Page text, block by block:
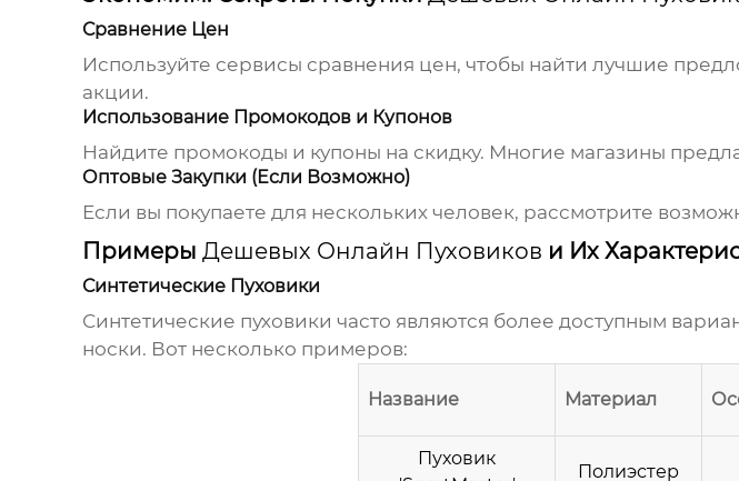
Сравнение Цен
Используйте сервисы сравнения цен, чтобы найти лучшие
акции.
Использование Промокодов и Купонов
Найдите промокоды и купоны на скидку. Многие магазины
Оптовые Закупки (Если Возможно)
Если вы покупаете для нескольких человек, рассмотрите
Примеры Дешевых Онлайн Пуховиков и Их
Синтетические Пуховики
Синтетические пуховики часто являются более доступным
носки. Вот несколько примеров:
Название Материал
Пуховик
Полиэстер